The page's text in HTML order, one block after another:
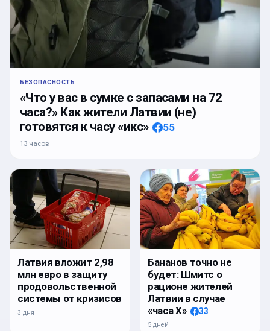
БЕЗОПАСНОСТЬ
«Что у вас в сумке с запасами на 72
часа?» Как жители Латвии (не)
готовятся к часу «икс»
55
13 часов
Латвия вложит 2,98
млн евро в защиту
продовольственной
системы от кризисов
3 дня
Бананов точно не
будет: Шмитс о
рационе жителей
Латвии в случае
«часа Х»
33
5 дней